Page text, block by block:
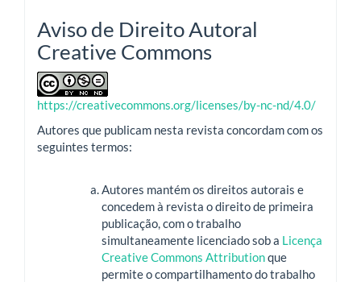
Aviso de Direito Autoral
Creative Commons
https://creativecommons.org/licenses/by-nc-nd/4.0/
Autores que publicam nesta revista concordam com os
seguintes termos:
Autores mantém os direitos autorais e
concedem à revista o direito de primeira
publicação, com o trabalho
simultaneamente licenciado sob a Licença
Creative Commons Attributionque
permite o compartilhamento do trabalho